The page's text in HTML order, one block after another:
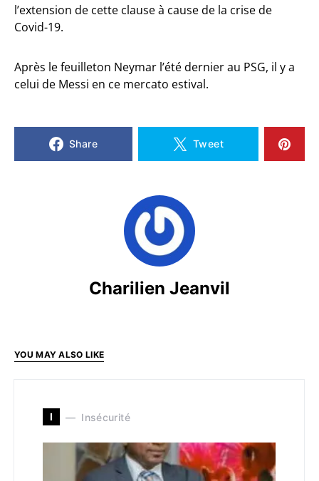
l’extension de cette clause à cause de la crise de
Covid-19.
Après le feuilleton Neymar l’été dernier au PSG, il y a
celui de Messi en ce mercato estival.
Share Tweet
Charilien Jeanvil
YOU MAY ALSO LIKE
I Insécurité